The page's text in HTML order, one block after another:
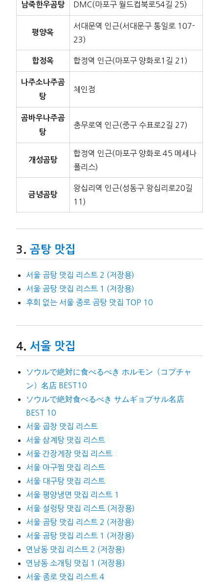
남죽한우곰탕 DMC(마포구 월드컵북로54길 25)
평양옥
서대문역 인근(서대문구 통일로 107-
23)
합정옥 합정역 인근(마포구 양화로1길 21)
나주소나주곰
탕
체인점
곰바우나주곰
탕
충무로역 인근(중구 수표로2길 27)
개성곰탕
합정역 인근(마포구 양화로 45 메세나
폴리스)
금녕곰탕
왕십리역 인근(성동구 왕십리로20길
11)
곰탕 맛집
서울 곰탕 맛집 리스트 2 (저장용)
서울 곰탕 맛집 리스트 1 (저장용)
후회 없는 서울 종로 곰탕 맛집 TOP 10
서울 맛집
ソウルで絶対に食べるべき ホルモン（コプチャ
ン）名店 BEST10
ソウルで絶対食べるべき サムギョプサル名店
BEST 10
서울 곱창 맛집 리스트
서울 삼계탕 맛집 리스트
서울 간장게장 맛집 리스트
서울 아구찜 맛집 리스트
서울 대구탕 맛집 리스트
서울 평양냉면 맛집 리스트 1
서울 설렁탕 맛집 리스트 (저장용)
서울 곰탕 맛집 리스트 2 (저장용)
서울 곰탕 맛집 리스트 1 (저장용)
연남동 맛집 리스트 2 (저장용)
연남동 소개팅 맛집 1 (저장용)
서울 종로 맛집 리스트 4